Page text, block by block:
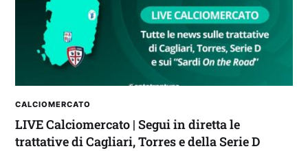
CALCIOMERCATO
LIVE Calciomercato | Segui in diretta le
trattative di Cagliari, Torres e della Serie D